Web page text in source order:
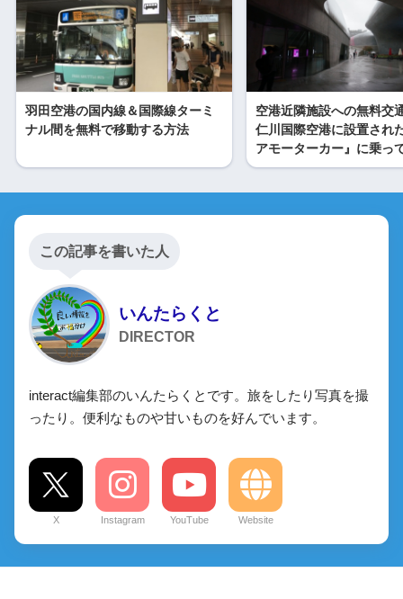
羽田空港の国内線＆国際線ターミ
ナル間を無料で移動する方法
空港近隣施設への無料交
仁川国際空港に設置され
アモーターカー』に乗っ
この記事を書いた人
いんたらくと
DIRECTOR
interact編集部のいんたらくとです。旅をしたり写真を撮
ったり。便利なものや甘いものを好んでいます。
X Instagram YouTube Website